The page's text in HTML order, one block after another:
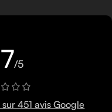
/5
sur 451 avis Google